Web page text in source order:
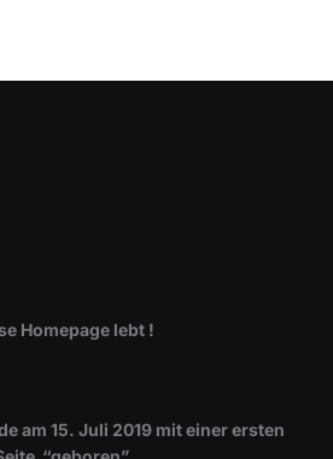
Homepage lebt !
am 15. Juli 2019 mit einer ersten